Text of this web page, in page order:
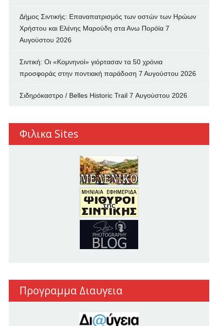
Δήμος Σιντικής: Επαναπατρισμός των oστών των Ηρώων
Χρήστου και Ελένης Μαρούδη στα Ανω Πορόϊα 7
Αυγούστου 2026
Σιντική: Οι «Κομνηνοί» γιόρτασαν τα 50 χρόνια
προσφοράς στην ποντιακή παράδοση 7 Αυγούστου 2026
Σιδηρόκαστρο / Belles Historic Trail 7 Αυγούστου 2026
Φιλικα Sites
Προγραμμα Διαυγεια